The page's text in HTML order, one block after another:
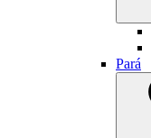
Pará